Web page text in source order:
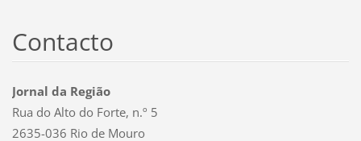
Contacto
Jornal da Região
Rua do Alto do Forte, n.º 5
2635-036 Rio de Mouro